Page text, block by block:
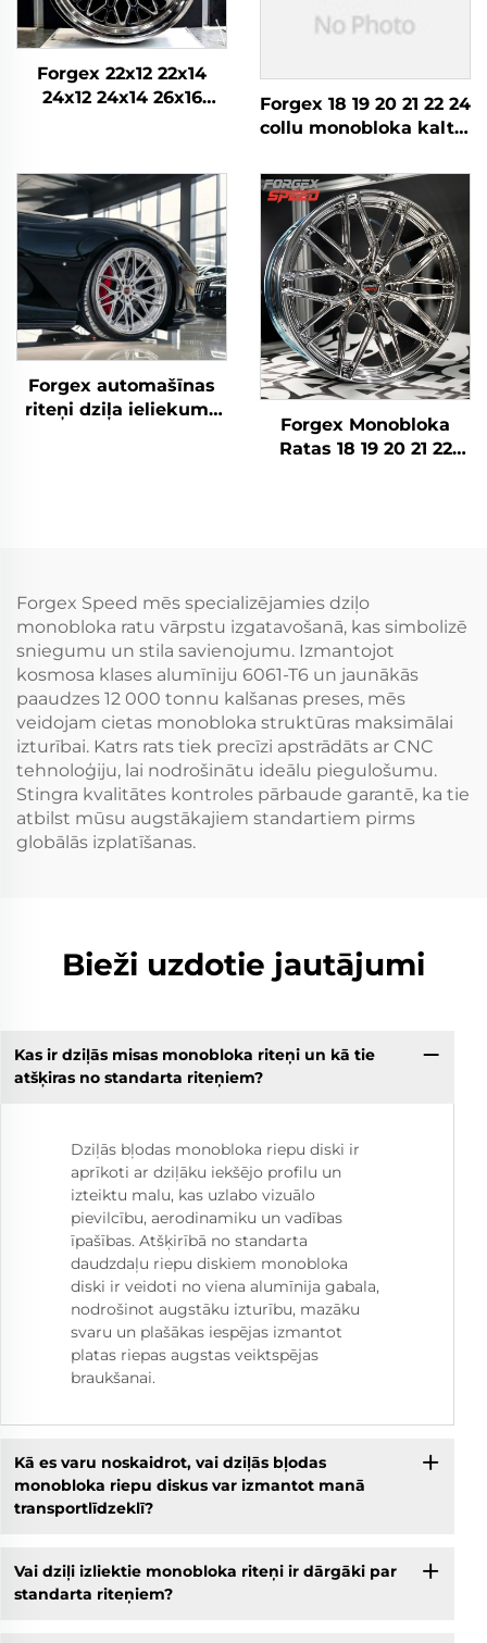
Forgex 22x12 22x14
24x12 24x14 26x16
8x180 8x6.5 6x5.5 5x5
Kravas auto riteņi
Forgex 18 19 20 21 22 24
collu monobloka kaltie
auto diski vītņriteņi
Porsche Rolls-Royce
AMG BMW X7
Forgex automašīnas
riteņi dziļa ieliekuma
Forgex Monobloka
Ratas 18 19 20 21 22
Ratas
Forgex Speed mēs specializējamies dziļo
monobloka ratu vārpstu izgatavošanā, kas simbolizē
sniegumu un stila savienojumu. Izmantojot
kosmosa klases alumīniju 6061-T6 un jaunākās
paaudzes 12 000 tonnu kalšanas preses, mēs
veidojam cietas monobloka struktūras maksimālai
izturībai. Katrs rats tiek precīzi apstrādāts ar CNC
tehnoloģiju, lai nodrošinātu ideālu piegulošumu.
Stingra kvalitātes kontroles pārbaude garantē, ka tie
atbilst mūsu augstākajiem standartiem pirms
globālās izplatīšanas.
Bieži uzdotie jautājumi
Kas ir dziļās misas monobloka riteņi un kā tie
atšķiras no standarta riteņiem?
Dziļās bļodas monobloka riepu diski ir
aprīkoti ar dziļāku iekšējo profilu un
izteiktu malu, kas uzlabo vizuālo
pievilcību, aerodinamiku un vadības
īpašības. Atšķirībā no standarta
daudzdaļu riepu diskiem monobloka
diski ir veidoti no viena alumīnija gabala,
nodrošinot augstāku izturību, mazāku
svaru un plašākas iespējas izmantot
platas riepas augstas veiktspējas
braukšanai.
Kā es varu noskaidrot, vai dziļās bļodas
monobloka riepu diskus var izmantot manā
transportlīdzeklī?
Vai dziļi izliektie monobloka riteņi ir dārgāki par
standarta riteņiem?